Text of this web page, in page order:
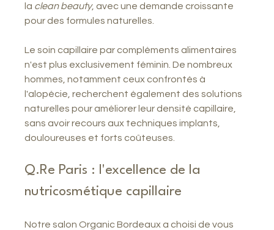
la clean beauty, avec une demande croissante
pour des formules naturelles.
Le soin capillaire par compléments alimentaires
n'est plus exclusivement féminin. De nombreux
hommes, notamment ceux confrontés à
l'alopécie, recherchent également des solutions
naturelles pour améliorer leur densité capillaire,
sans avoir recours aux techniques implants,
douloureuses et forts coûteuses.
Q.Re Paris : l'excellence de la
nutricosmétique capillaire
Notre salon Organic Bordeaux a choisi de vous